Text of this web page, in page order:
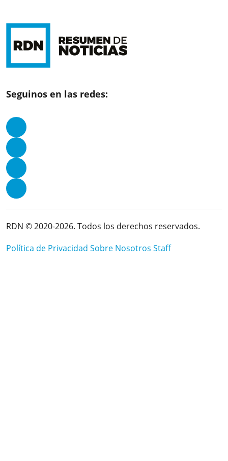
Seguinos en las redes:
RDN © 2020-2026. Todos los derechos reservados.
Política de Privacidad Sobre Nosotros Staff